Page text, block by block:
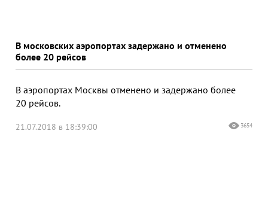
В московских аэропортах задержано и отменено
более 20 рейсов
В аэропортах Москвы отменено и задержано более
20 рейсов.
21.07.2018 в 18:39:00 3654